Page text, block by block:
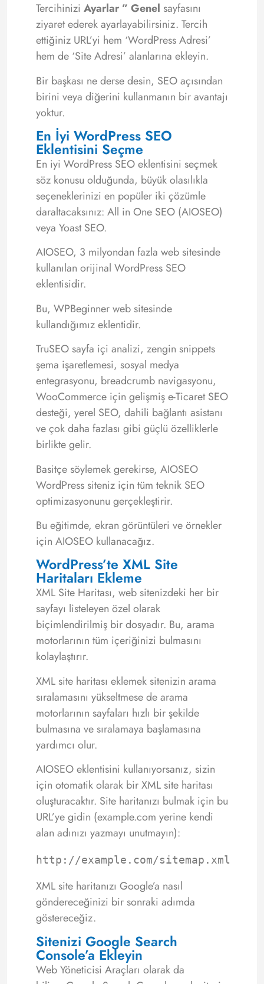
Tercihinizi Ayarlar ” Genel sayfasını
ziyaret ederek ayarlayabilirsiniz. Tercih
ettiğiniz URL’yi hem ‘WordPress Adresi’
hem de ‘Site Adresi’ alanlarına ekleyin.
Bir başkası ne derse desin, SEO açısından
birini veya diğerini kullanmanın bir avantajı
yoktur.
En İyi WordPress SEO
Eklentisini Seçme
En iyi WordPress SEO eklentisini seçmek
söz konusu olduğunda, büyük olasılıkla
seçeneklerinizi en popüler iki çözümle
daraltacaksınız: All in One SEO (AIOSEO)
veya Yoast SEO.
AIOSEO, 3 milyondan fazla web sitesinde
kullanılan orijinal WordPress SEO
eklentisidir.
Bu, WPBeginner web sitesinde
kullandığımız eklentidir.
TruSEO sayfa içi analizi, zengin snippets
şema işaretlemesi, sosyal medya
entegrasyonu, breadcrumb navigasyonu,
WooCommerce için gelişmiş e-Ticaret SEO
desteği, yerel SEO, dahili bağlantı asistanı
ve çok daha fazlası gibi güçlü özelliklerle
birlikte gelir.
Basitçe söylemek gerekirse, AIOSEO
WordPress siteniz için tüm teknik SEO
optimizasyonunu gerçekleştirir.
Bu eğitimde, ekran görüntüleri ve örnekler
için AIOSEO kullanacağız.
WordPress’te XML Site
Haritaları Ekleme
XML Site Haritası, web sitenizdeki her bir
sayfayı listeleyen özel olarak
biçimlendirilmiş bir dosyadır. Bu, arama
motorlarının tüm içeriğinizi bulmasını
kolaylaştırır.
XML site haritası eklemek sitenizin arama
sıralamasını yükseltmese de arama
motorlarının sayfaları hızlı bir şekilde
bulmasına ve sıralamaya başlamasına
yardımcı olur.
AIOSEO eklentisini kullanıyorsanız, sizin
için otomatik olarak bir XML site haritası
oluşturacaktır. Site haritanızı bulmak için bu
URL’ye gidin (example.com yerine kendi
alan adınızı yazmayı unutmayın):
http://example.com/sitemap.xml
XML site haritanızı Google’a nasıl
göndereceğinizi bir sonraki adımda
göstereceğiz.
Sitenizi Google Search
Console’a Ekleyin
Web Yöneticisi Araçları olarak da